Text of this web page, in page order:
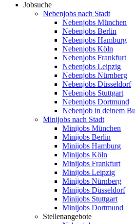
Jobsuche
Nebenjobs nach Stadt
Nebenjobs München
Nebenjobs Berlin
Nebenjobs Hamburg
Nebenjobs Köln
Nebenjobs Frankfurt
Nebenjobs Leipzig
Nebenjobs Nürnberg
Nebenjobs Düsseldorf
Nebenjobs Stuttgart
Nebenjobs Dortmund
Nebenjob in deinem
Minijobs nach Stadt
Minijobs München
Minijobs Berlin
Minijobs Hamburg
Minijobs Köln
Minijobs Frankfurt
Minijobs Leipzig
Minijobs Nürnberg
Minijobs Düsseldorf
Minijobs Stuttgart
Minijobs Dortmund
Stellenangebote